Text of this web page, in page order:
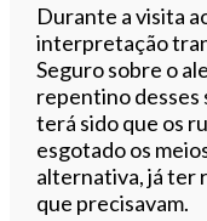
Durante a visita
interpretação
Seguro sobre o
repentino desses
terá sido que os
esgotado os
alternativa, já ter
que precisavam.